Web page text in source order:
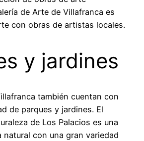
de Arte de Villafranca es
con obras de artistas locales.
y jardines
también cuentan con
de parques y jardines. El
de Los Palacios es una
natural con una gran variedad